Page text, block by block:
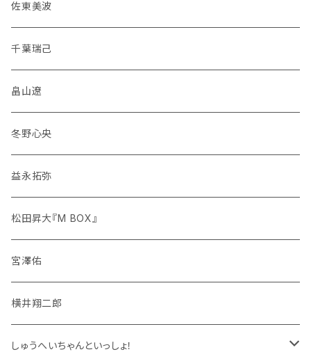
佐東美波
千葉瑞己
畠山遼
冬野心央
益永拓弥
松田昇大『M BOX』
宮澤佑
横井翔二郎
しゅうへいちゃんといっしょ！